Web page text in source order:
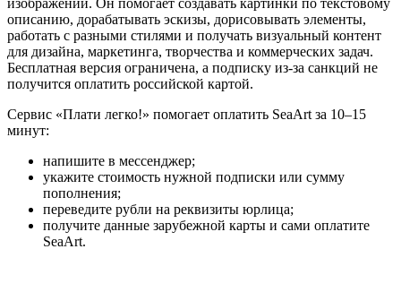
описанию, дорабатывать эскизы, дорисовывать элементы,
работать с разными стилями и получать визуальный контент
для дизайна, маркетинга, творчества и коммерческих задач.
Бесплатная версия ограничена, а подписку из-за санкций не
получится оплатить российской картой.
Сервис «Плати легко!» помогает оплатить SeaArt за 10–15
минут:
напишите в мессенджер;
укажите стоимость нужной подписки или сумму
пополнения;
переведите рубли на реквизиты юрлица;
получите данные зарубежной карты и сами оплатите
SeaArt.